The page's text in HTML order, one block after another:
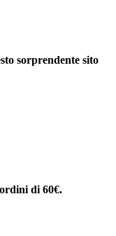
sorprendente sito
di 60€.